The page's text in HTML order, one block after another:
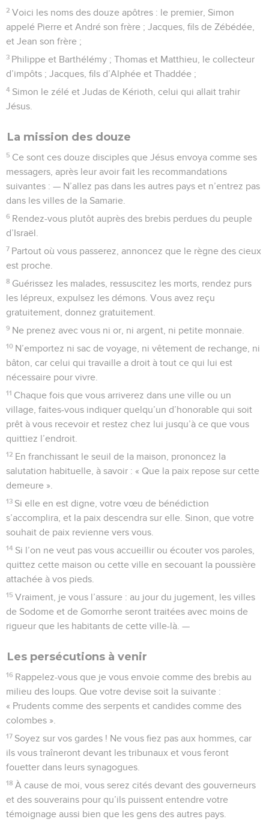
2 Voici les noms des douze apôtres : le premier, Simon
appelé Pierre et André son frère ; Jacques, fils de Zébédée,
et Jean son frère ;
3 Philippe et Barthélémy ; Thomas et Matthieu, le collecteur
d’impôts ; Jacques, fils d’Alphée et Thaddée ;
4 Simon le zélé et Judas de Kérioth, celui qui allait trahir
Jésus.
La mission des douze
5 Ce sont ces douze disciples que Jésus envoya comme ses
messagers, après leur avoir fait les recommandations
suivantes : — N’allez pas dans les autres pays et n’entrez pas
dans les villes de la Samarie.
6 Rendez-vous plutôt auprès des brebis perdues du peuple
d’Israël.
7 Partout où vous passerez, annoncez que le règne des cieux
est proche.
8 Guérissez les malades, ressuscitez les morts, rendez purs
les lépreux, expulsez les démons. Vous avez reçu
gratuitement, donnez gratuitement.
9 Ne prenez avec vous ni or, ni argent, ni petite monnaie.
10 N’emportez ni sac de voyage, ni vêtement de rechange, ni
bâton, car celui qui travaille a droit à tout ce qui lui est
nécessaire pour vivre.
11 Chaque fois que vous arriverez dans une ville ou un
village, faites-vous indiquer quelqu’un d’honorable qui soit
prêt à vous recevoir et restez chez lui jusqu’à ce que vous
quittiez l’endroit.
12 En franchissant le seuil de la maison, prononcez la
salutation habituelle, à savoir : « Que la paix repose sur cette
demeure ».
13 Si elle en est digne, votre vœu de bénédiction
s’accomplira, et la paix descendra sur elle. Sinon, que votre
souhait de paix revienne vers vous.
14 Si l’on ne veut pas vous accueillir ou écouter vos paroles,
quittez cette maison ou cette ville en secouant la poussière
attachée à vos pieds.
15 Vraiment, je vous l’assure : au jour du jugement, les villes
de Sodome et de Gomorrhe seront traitées avec moins de
rigueur que les habitants de cette ville-là. —
Les persécutions à venir
16 Rappelez-vous que je vous envoie comme des brebis au
milieu des loups. Que votre devise soit la suivante :
« Prudents comme des serpents et candides comme des
colombes ».
17 Soyez sur vos gardes ! Ne vous fiez pas aux hommes, car
ils vous traîneront devant les tribunaux et vous feront
fouetter dans leurs synagogues.
18 À cause de moi, vous serez cités devant des gouverneurs
et des souverains pour qu’ils puissent entendre votre
témoignage aussi bien que les gens des autres pays.